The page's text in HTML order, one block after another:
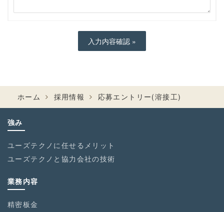
ホーム 採用情報 応募エントリー(溶接工)
強み
ユーズテクノに任せるメリット
ユーズテクノと協力会社の技術
業務内容
精密板金